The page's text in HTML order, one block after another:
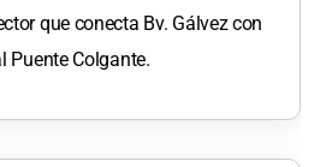
que conecta Bv. Gálvez con
Puente Colgante.